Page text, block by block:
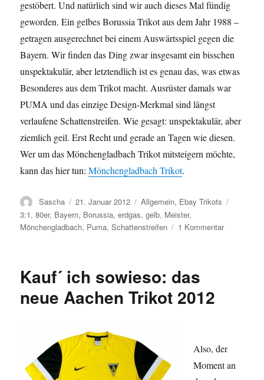
gestöbert. Und natürlich sind wir auch dieses Mal fündig
geworden. Ein gelbes Borussia Trikot aus dem Jahr 1988 –
getragen ausgerechnet bei einem Auswärtsspiel gegen die
Bayern. Wir finden das Ding zwar insgesamt ein bisschen
unspektakulär, aber letztendlich ist es genau das, was etwas
Besonderes aus dem Trikot macht. Ausrüster damals war
PUMA und das einzige Design-Merkmal sind längst
verlaufene Schattenstreifen. Wie gesagt: unspektakulär, aber
ziemlich geil. Erst Recht und gerade an Tagen wie diesen.
Wer um das Mönchengladbach Trikot mitsteigern möchte,
kann das hier tun:Mönchengladbach Trikot.
Autor
Sascha
Veröffentlicht
am
21. Januar 2012 Kategorien
Allgemein, Ebay Trikots
3:1,80er, Bayern, Borussia,erdgas,gelb, Meister,
Mönchengladbach, Puma,Schattenstreifen 1 Kommentarzu
80
ern
Kauf´ ich sowieso: das
neue Aachen Trikot 2012
Also, der
Moment an